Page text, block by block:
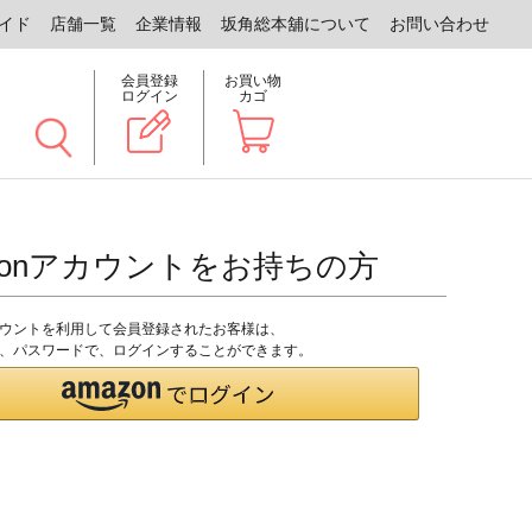
ド 店舗一覧 企業情報 坂角総本舖について お問い合わせ
会員登録
ログイン
お買い物
カゴ
アカウントをお持ちの方
ントを利用して会員登録されたお客様は、
パスワードで、ログインすることができます。